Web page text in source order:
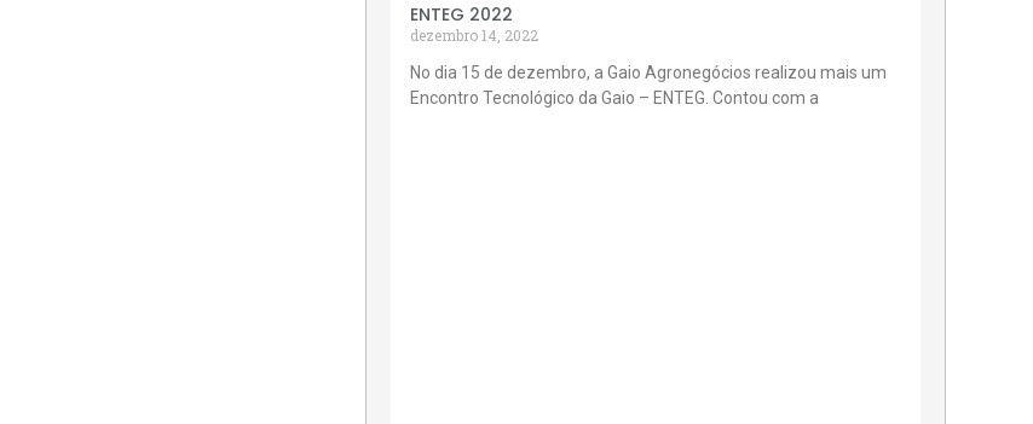
ENTEG 2022
dezembro 14, 2022
No dia 15 de dezembro, a Gaio Agronegócios realizou mais um
Encontro Tecnológico da Gaio – ENTEG. Contou com a